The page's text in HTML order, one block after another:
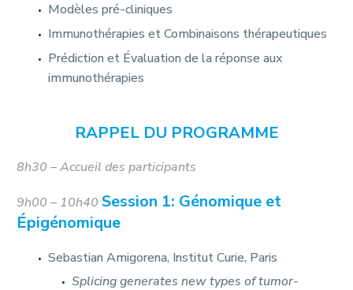
Modèles pré-cliniques
Immunothérapies et Combinaisons thérapeutiques
Prédiction et Évaluation de la réponse aux
immunothérapies
RAPPEL DU PROGRAMME
8h30 – Accueil des participants
9h00 – 10h40 Session 1: Génomique et
Épigénomique
Sebastian Amigorena, Institut Curie, Paris
Splicing generates new types of tumor-